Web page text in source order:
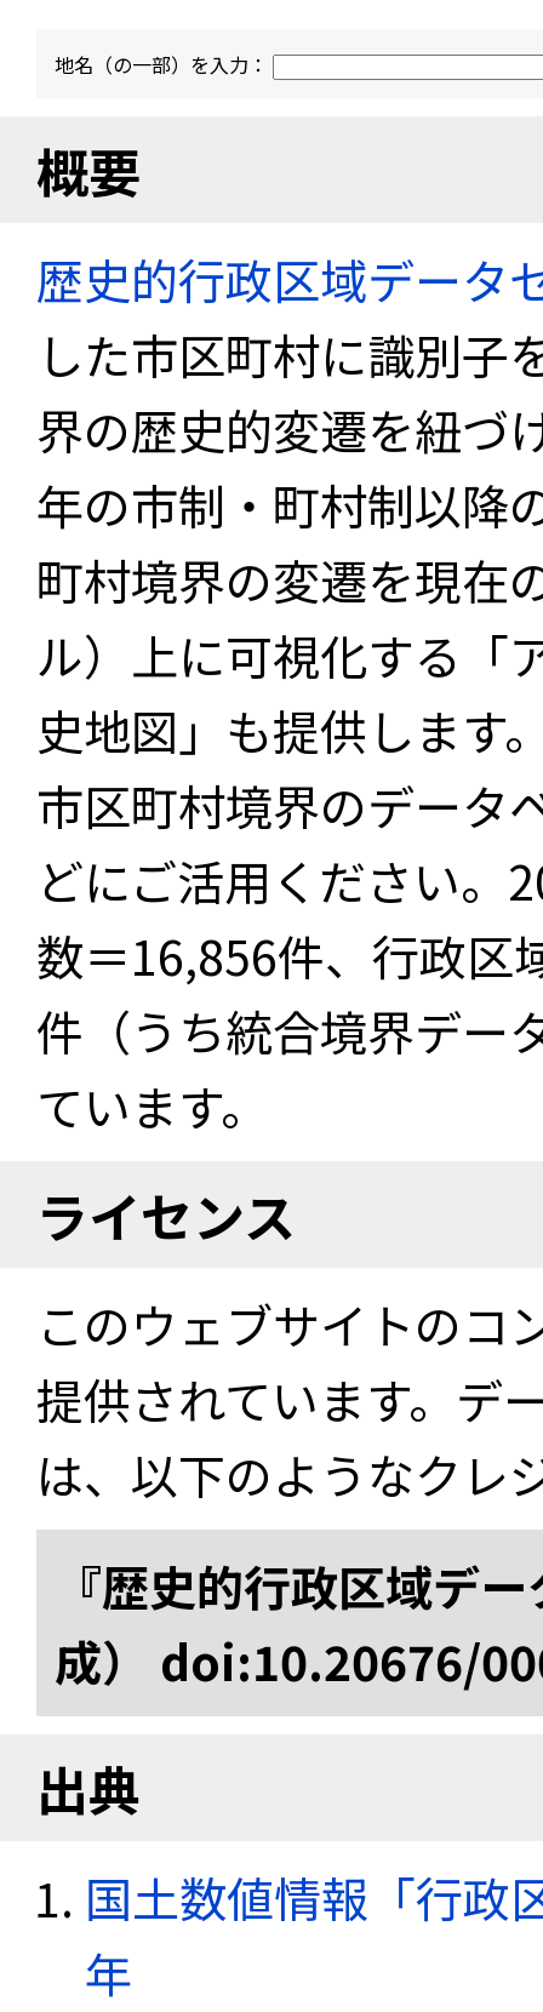
地名（の一部）を入力：
概要
歴史的行政区域データ
した市区町村に識別子
界の歴史的変遷を紐づ
年の市制・町村制以降
町村境界の変遷を現在
ル）上に可視化する「
史地図」も提供します
市区町村境界のデータ
どにご活用ください。
数＝16,856件、行政区
件（うち統合境界デー
ています。
ライセンス
このウェブサイトのコ
提供されています。デ
は、以下のようなクレ
『歴史的行政区域デ
成） doi:10.20676/
出典
国土数値情報「行政
年